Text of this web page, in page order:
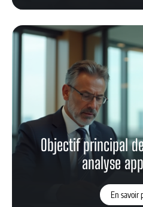
Objectif principal
analyse
En savoir